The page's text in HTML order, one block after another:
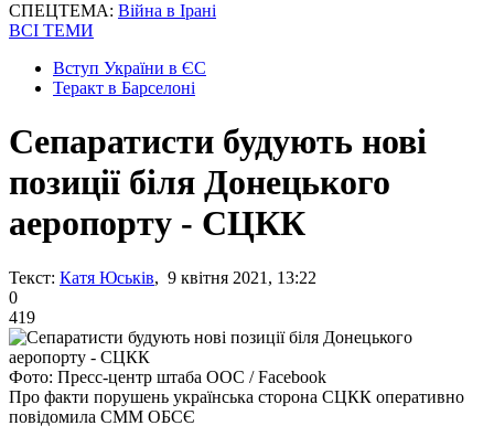
СПЕЦТЕМА: Війна в Ірані
ВСІ ТЕМИ
Вступ України в ЄС
Теракт в Барселоні
Сепаратисти будують нові
позиції біля Донецького
аеропорту - СЦКК
Текст: Катя Юськів, 9 квітня 2021, 13:22
0
419
Фото: Пресс-центр штаба ООС / Facebook
Про факти порушень українська сторона СЦКК оперативно
повідомила СММ ОБСЄ